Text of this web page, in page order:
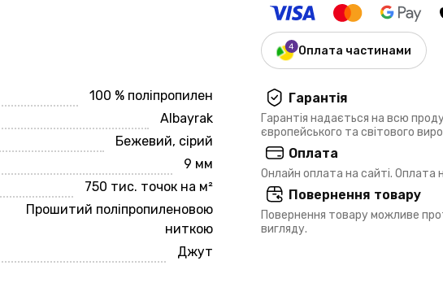
100 % поліпропилен
Albayrak
Бежевий, сірий
9 мм
750 тис. точок на м²
Прошитий поліпропиленовою
ниткою
Джут
Оплата частинами
Гарантія
Гарантія надається на всю
європейського та світового
Оплата
Онлайн оплата на сайті. Оплата
Повернення товару
Повернення товару можливе
вигляду.